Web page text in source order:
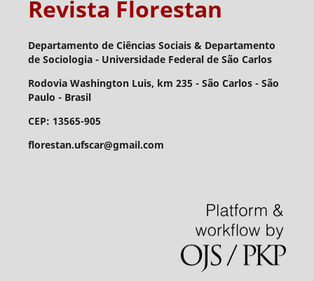
Revista Florestan
Departamento de Ciências Sociais & Departamento
de Sociologia - Universidade Federal de São Carlos
Rodovia Washington Luis, km 235 - São Carlos - São
Paulo - Brasil
CEP: 13565-905
florestan.ufscar@gmail.com